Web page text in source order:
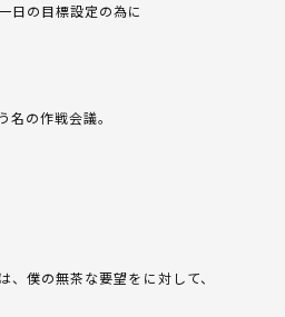
日の目標設定の為に
名の作戦会議。
、僕の無茶な要望をに対して、